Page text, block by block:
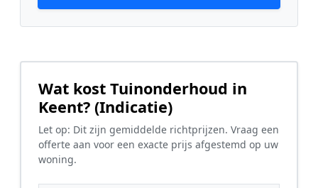
Wat kost Tuinonderhoud in
Keent? (Indicatie)
Let op: Dit zijn gemiddelde richtprijzen. Vraag een
offerte aan voor een exacte prijs afgestemd op uw
woning.